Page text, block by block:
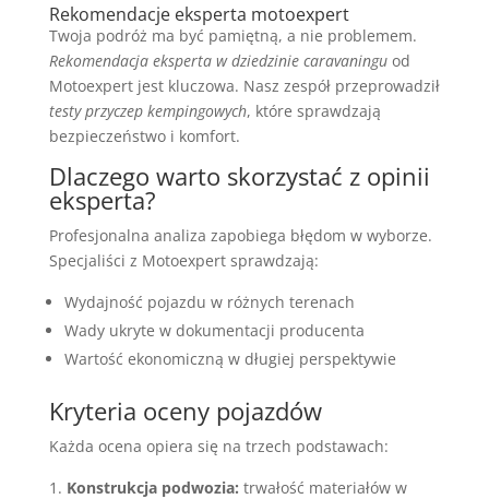
Rekomendacje eksperta motoexpert
Twoja podróż ma być pamiętną, a nie problemem.
Rekomendacja eksperta w dziedzinie caravaninguod
Motoexpert jest kluczowa. Nasz zespół przeprowadził
testy przyczep kempingowych, które sprawdzają
bezpieczeństwo i komfort.
Dlaczego warto skorzystać z opinii
eksperta?
Profesjonalna analiza zapobiega błędom w wyborze.
Specjaliści z Motoexpert sprawdzają:
Wydajność pojazdu w różnych terenach
Wady ukryte w dokumentacji producenta
Wartość ekonomiczną w długiej perspektywie
Kryteria oceny pojazdów
Każda ocena opiera się na trzech podstawach:
Konstrukcja podwozia: trwałość materiałów w